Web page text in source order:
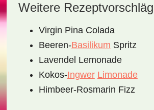
Weitere
Virgin Pina Colada
Beeren-Basilikum Spritz
Lavendel Lemonade
Kokos-Ingwer Limonade
Himbeer-Rosmarin Fizz